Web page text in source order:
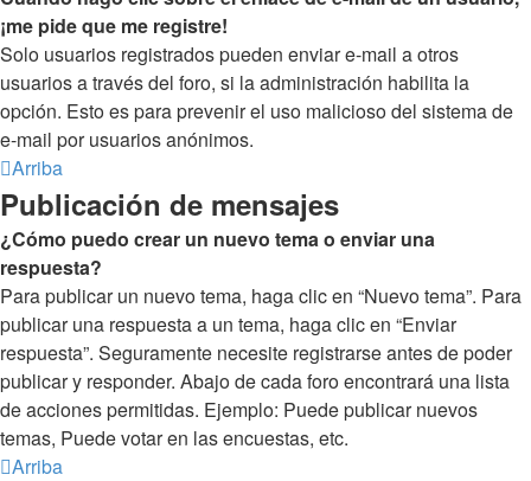
¡me pide que me registre!
Solo usuarios registrados pueden enviar e-mail a otros
usuarios a través del foro, si la administración habilita la
opción. Esto es para prevenir el uso malicioso del sistema de
e-mail por usuarios anónimos.
Arriba
Publicación de mensajes
¿Cómo puedo crear un nuevo tema o enviar una
respuesta?
Para publicar un nuevo tema, haga clic en “Nuevo tema”. Para
publicar una respuesta a un tema, haga clic en “Enviar
respuesta”. Seguramente necesite registrarse antes de poder
publicar y responder. Abajo de cada foro encontrará una lista
de acciones permitidas. Ejemplo: Puede publicar nuevos
temas, Puede votar en las encuestas, etc.
Arriba